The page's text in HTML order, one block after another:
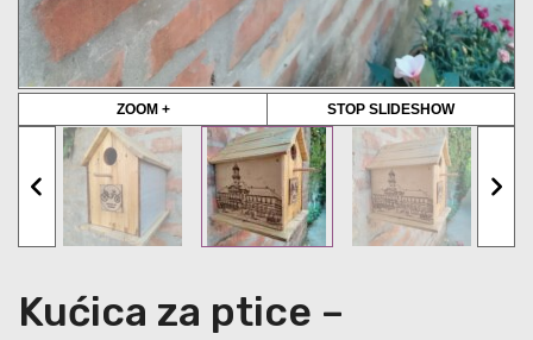
ZOOM + STOP SLIDESHOW
Kućica za ptice –